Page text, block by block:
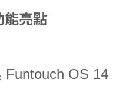
亮點
Funtouch OS 14